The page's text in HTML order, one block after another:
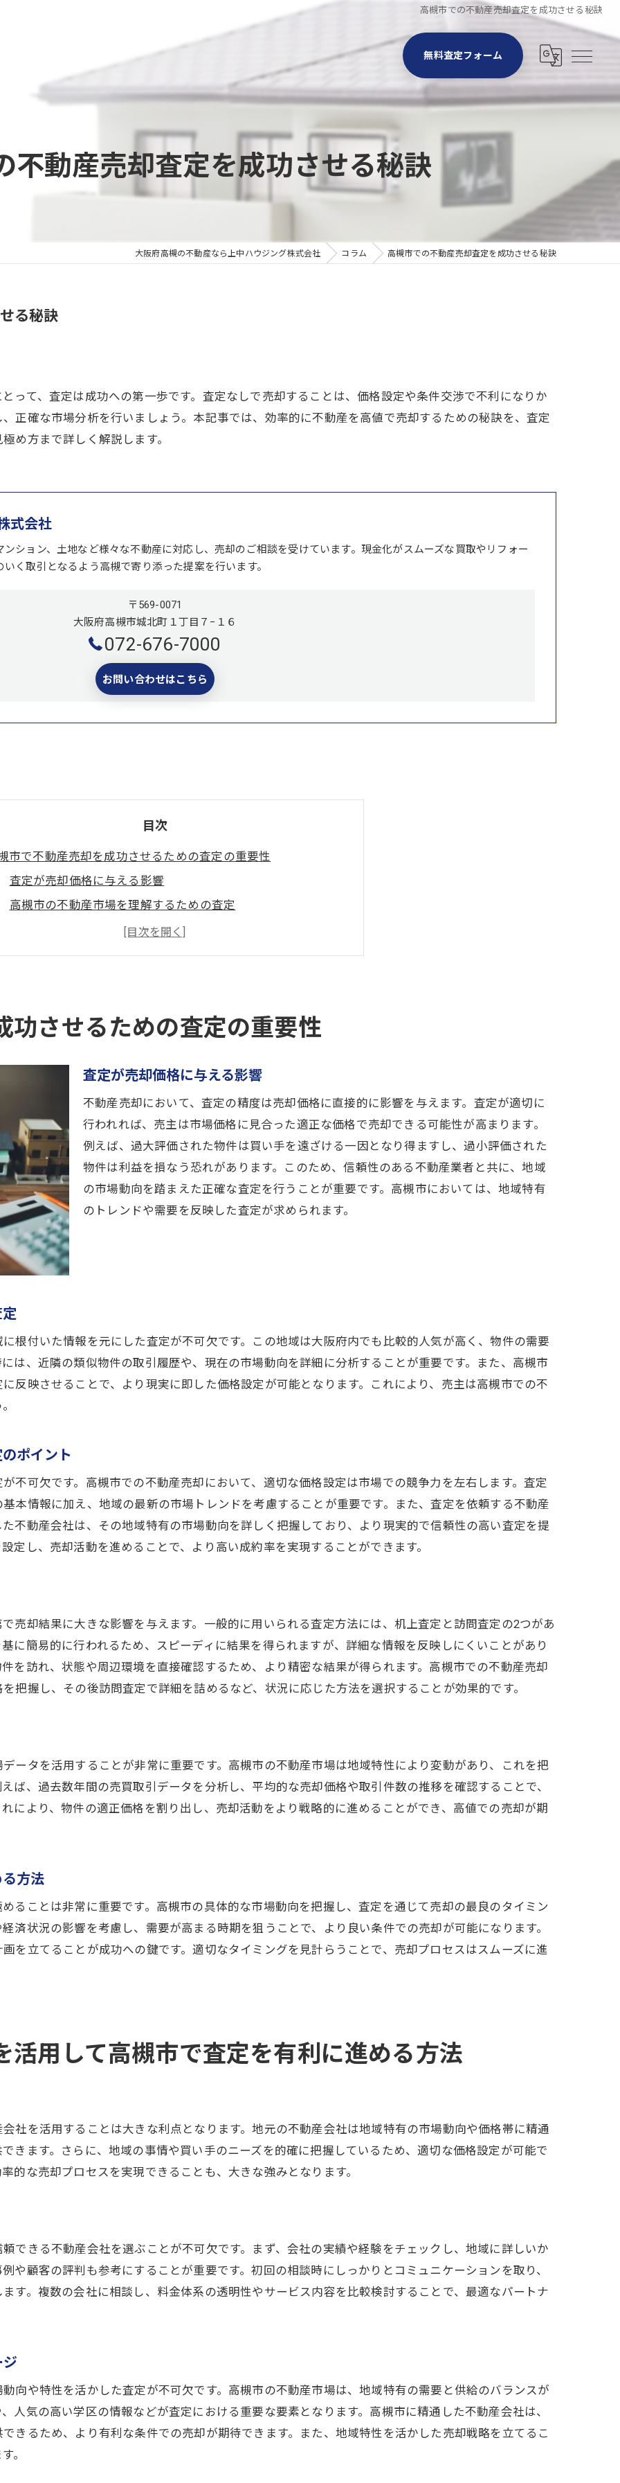
高槻市での不動産売却査定を成功させる秘訣
無料査定フォーム
不動産売却査定を成功させる秘訣
大阪府高槻の不動産なら上中ハウジング株式会社 コラム 高槻市での不動産売却査定を成功させる秘訣
る秘訣
って、査定は成功への第一歩です。査定なしで売却することは、価格設定や条件交渉で不利になりか
正確な市場分析を行いましょう。本記事では、効率的に不動産を高値で売却するための秘訣を、査定
め方まで詳しく解説します。
式会社
ション、土地など様々な不動産に対応し、売却のご相談を受けています。現金化がスムーズな買取やリフォー
く取引となるよう高槻で寄り添った提案を行います。
〒569-0071
大阪府高槻市城北町１丁目７−１６
072-676-7000
お問い合わせはこちら
目次
市で不動産売却を成功させるための査定の重要性
査定が売却価格に与える影響
高槻市の不動産市場を理解するための査定
成功する不動産売却のための正確な査定のポイント
査定の種類とその選び方
密着の不動産会社を活用して高槻市で査定を有利に進める方法
信頼できる不動産会社の選び方
地域情報を活かした査定のアドバンテージ
地元ネットワークを活用した売却活動
不動産会社とのコミュニケーションの重要性
高槻市の不動産会社の実績を確認する
産売却をスムーズに進めるための高槻市専用の査定ガイド
高槻市での不動産査定の流れ
査定時に準備すべき書類と情報
効率的な査定を実現するためのヒント
査定後の売却プランの立て方
高槻市の不動産価格の適正化を図る
市での不動産売却査定を成功させるためのポイント
査定価格を最大化するためのテクニック
査定後の売却活動の戦略立案
高槻市の売れ筋物件の特徴を知る
専門家による査定で得られるアドバンテージ
できる不動産会社選びが高槻市での売却の鍵
契約時の重要ポイントと注意点
長期的な関係を築くための会社選び
高槻市の需要と供給の分析
過去の取引データから学ぶ
市で不動産売却を検討中の方必見！査定から始める成功への道
初めての不動産売却で押さえるべき基礎知識
査定前に知っておくべき大切なポイント
高値で売却するための戦略プラン
市での不動産売却を成功に導く査定方法と業者の選び方
簡易査定と訪問査定の違い
不動産業者との長期的なパートナーシップ
販売計画の立案に役立つ査定情報
功させるための査定の重要性
査定が売却価格に与える影響
不動産売却において、査定の精度は売却価格に直接的に影響を与えます。査定が適切に
行われれば、売主は市場価格に見合った適正な価格で売却できる可能性が高まります。
例えば、過大評価された物件は買い手を遠ざける一因となり得ますし、過小評価された
物件は利益を損なう恐れがあります。このため、信頼性のある不動産業者と共に、地域
の市場動向を踏まえた正確な査定を行うことが重要です。高槻市においては、地域特有
のトレンドや需要を反映した査定が求められます。
根付いた情報を元にした査定が不可欠です。この地域は大阪府内でも比較的人気が高く、物件の需要
は、近隣の類似物件の取引履歴や、現在の市場動向を詳細に分析することが重要です。また、高槻市
反映させることで、より現実に即した価格設定が可能となります。これにより、売主は高槻市での不
ポイント
不可欠です。高槻市での不動産売却において、適切な価格設定は市場での競争力を左右します。査定
本情報に加え、地域の最新の市場トレンドを考慮することが重要です。また、査定を依頼する不動産
不動産会社は、その地域特有の市場動向を詳しく把握しており、より現実的で信頼性の高い査定を提
定し、売却活動を進めることで、より高い成約率を実現することができます。
売却結果に大きな影響を与えます。一般的に用いられる査定方法には、机上査定と訪問査定の2つがあ
に簡易的に行われるため、スピーディに結果を得られますが、詳細な情報を反映しにくいことがあり
を訪れ、状態や周辺環境を直接確認するため、より精密な結果が得られます。高槻市での不動産売却
把握し、その後訪問査定で詳細を詰めるなど、状況に応じた方法を選択することが効果的です。
ータを活用することが非常に重要です。高槻市の不動産市場は地域特性により変動があり、これを把
ば、過去数年間の売買取引データを分析し、平均的な売却価格や取引件数の推移を確認することで、
により、物件の適正価格を割り出し、売却活動をより戦略的に進めることができ、高値での売却が期
方法
ることは非常に重要です。高槻市の具体的な市場動向を把握し、査定を通じて売却の最良のタイミン
済状況の影響を考慮し、需要が高まる時期を狙うことで、より良い条件での売却が可能になります。
を立てることが成功への鍵です。適切なタイミングを見計らうことで、売却プロセスはスムーズに進
活用して高槻市で査定を有利に進める方法
社を活用することは大きな利点となります。地元の不動産会社は地域特有の市場動向や価格帯に精通
きます。さらに、地域の事情や買い手のニーズを的確に把握しているため、適切な価格設定が可能で
的な売却プロセスを実現できることも、大きな強みとなります。
できる不動産会社を選ぶことが不可欠です。まず、会社の実績や経験をチェックし、地域に詳しいか
や顧客の評判も参考にすることが重要です。初回の相談時にしっかりとコミュニケーションを取り、
す。複数の会社に相談し、料金体系の透明性やサービス内容を比較検討することで、最適なパートナ
向や特性を活かした査定が不可欠です。高槻市の不動産市場は、地域特有の需要と供給のバランスが
人気の高い学区の情報などが査定における重要な要素となります。高槻市に精通した不動産会社は、
きるため、より有利な条件での売却が期待できます。また、地域特性を活かした売却戦略を立てるこ
。